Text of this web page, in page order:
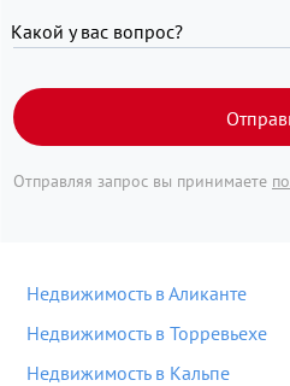
Какой у вас вопрос?
Отправляя запрос вы принимаете
Недвижимость в Аликанте
Недвижимость в Торревьехе
Недвижимость в Кальпе